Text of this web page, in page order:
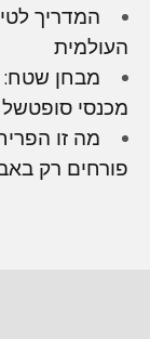
המדריך
העולמית
מכנסי סופטשל
מה זו
פורחים רק